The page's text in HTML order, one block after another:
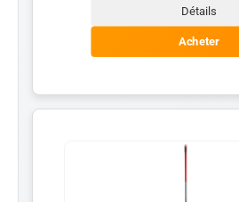
Détails
Acheter